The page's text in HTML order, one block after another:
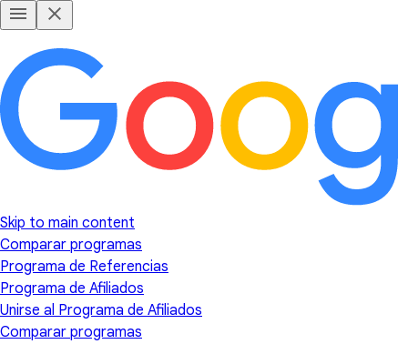
Skip to main content
Comparar programas
Programa de Referencias
Programa de Afiliados
Unirse al Programa de Afiliados
Comparar programas